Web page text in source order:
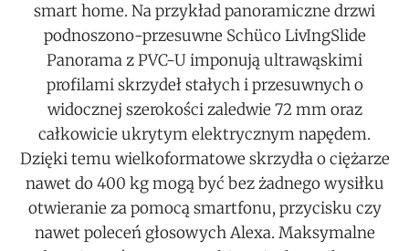
smart home. Na przykład panoramiczne drzwi
podnoszono-przesuwne Schüco LivIngSlide
Panorama z PVC-U imponują ultrawąskimi
profilami skrzydeł stałych i przesuwnych o
widocznej szerokości zaledwie 72 mm oraz
całkowicie ukrytym elektrycznym napędem.
Dzięki temu wielkoformatowe skrzydła o ciężarze
nawet do 400 kg mogą być bez żadnego wysiłku
otwieranie za pomocą smartfonu, przycisku czy
nawet poleceń głosowych Alexa. Maksymalne